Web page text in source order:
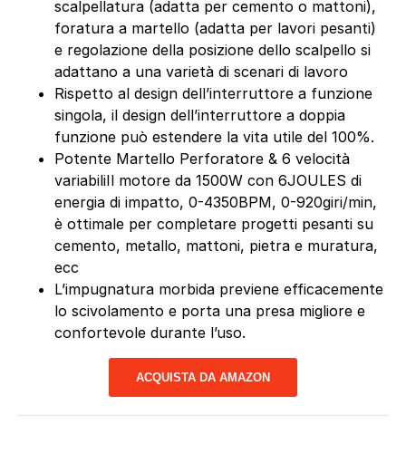
scalpellatura (adatta per cemento o mattoni),
foratura a martello (adatta per lavori pesanti)
e regolazione della posizione dello scalpello si
adattano a una varietà di scenari di lavoro
Rispetto al design dell’interruttore a funzione
singola, il design dell’interruttore a doppia
funzione può estendere la vita utile del 100%.
Potente Martello Perforatore & 6 velocità
variabiliIl motore da 1500W con 6JOULES di
energia di impatto, 0-4350BPM, 0-920giri/min,
è ottimale per completare progetti pesanti su
cemento, metallo, mattoni, pietra e muratura,
ecc
L’impugnatura morbida previene efficacemente
lo scivolamento e porta una presa migliore e
confortevole durante l’uso.
ACQUISTA DA AMAZON